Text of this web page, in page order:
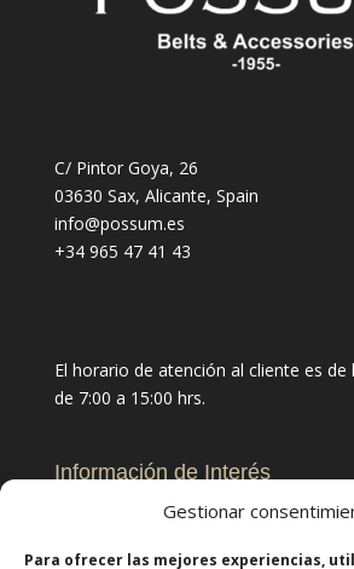
Gestionar
Para ofrecer las mejores experiencias,
C/ Pintor Goya, 26
03630 Sax, Alicante, Spain
info@possum.es
+34 965 47 41 43
El horario de atención al cliente es de
de 7:00 a 15:00 hrs.
Información de Interés